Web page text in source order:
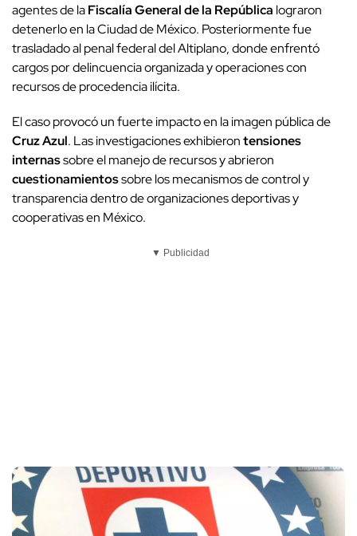
agentes de laFiscalía General de la República lograron
detenerlo en la Ciudad de México. Posteriormente fue
trasladado al penal federal del Altiplano, donde enfrentó
cargos por delincuencia organizada y operaciones con
recursos de procedencia ilícita.
El caso provocó un fuerte impacto en la imagen pública de
Cruz Azul. Las investigaciones exhibierontensiones
internassobre el manejo de recursos y abrieron
cuestionamientossobre los mecanismos de control y
transparencia dentro de organizaciones deportivas y
cooperativas en México.
▼ Publicidad